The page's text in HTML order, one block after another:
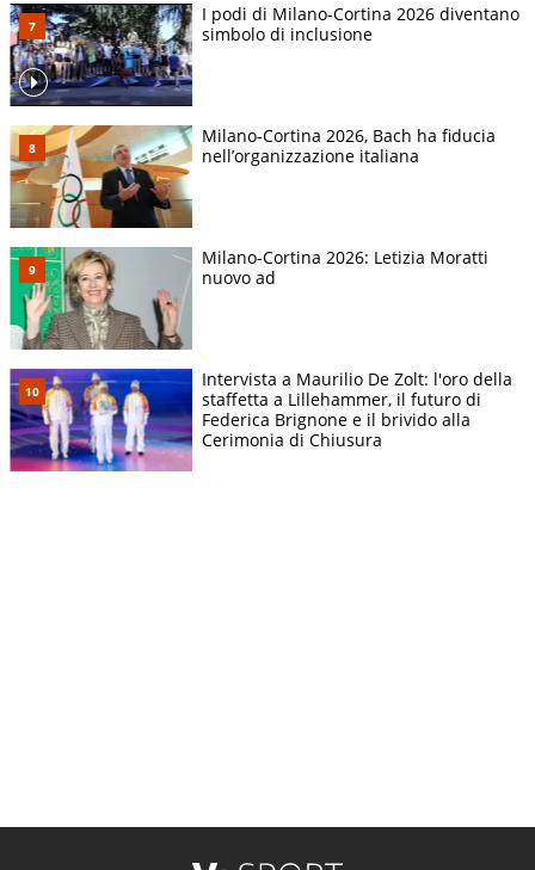
I podi di Milano-Cortina 2026 diventano
simbolo di inclusione
Milano-Cortina 2026, Bach ha fiducia
nell’organizzazione italiana
Milano-Cortina 2026: Letizia Moratti
nuovo ad
Intervista a Maurilio De Zolt: l'oro della
staffetta a Lillehammer, il futuro di
Federica Brignone e il brivido alla
Cerimonia di Chiusura